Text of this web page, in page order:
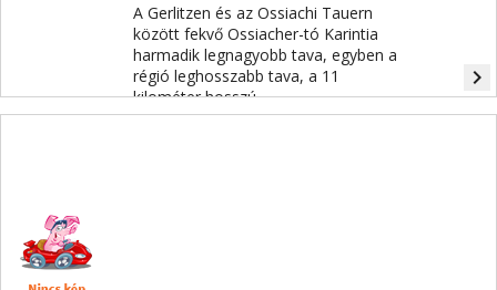
A Gerlitzen és az Ossiachi Tauern
között fekvő Ossiacher-tó Karintia
harmadik legnagyobb tava, egyben a
régió leghosszabb tava, a 11
kilométer hosszú.
navigate_next